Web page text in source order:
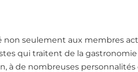
non seulement aux membres
qui traitent de la
à de nombreuses personnalités